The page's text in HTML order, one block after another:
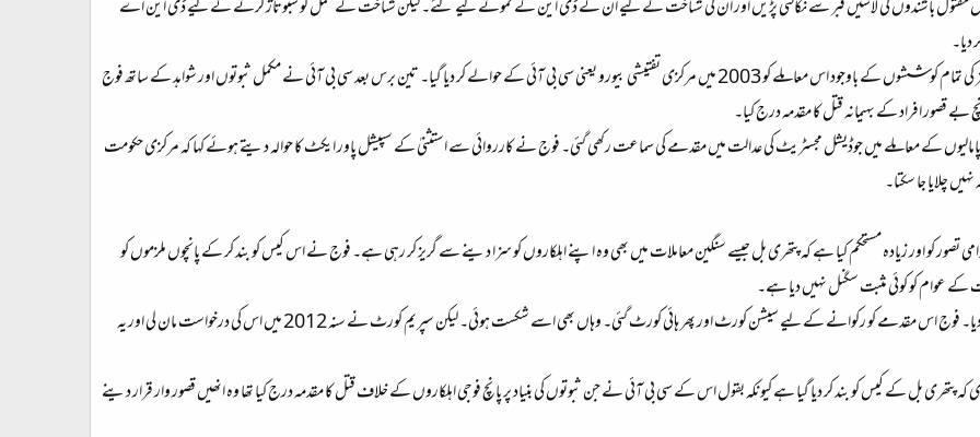
مقتول باشندوں کی لاشیں قبر سے نکالنی پڑیں اور ان کی شناخت کے لیے ان کے ڈی این کے نمونے لیے گئے۔ لیکن شناخت کے عمل کو سبوتاژ کرنے کے لیے ڈی این اے
اس کیس کو ختم کرنے کی پولیس اور سکیورٹی فورسز کی تمام کوششوں کے باوجود اس معاملے کو 2003 میں مرکزی تفتیشی بیورو یعنی سی بی آئی کے حوالے کر دیا گیا۔ تین برس بعد سی بی آئی نے مکمل ثبوتوں اور شواہد کے ساتھ فوج
قصور افراد کے بہیمانہ قتل کا مقدمہ درج کیا۔
پامالیوں کے معاملے میں جوڈیشل مجسٹریٹ کی عدالت میں مقدمے کی سماعت رکھی گئی۔ فوج نے کارروائی سے استثنیٰ کے سپیشل پاور ایکٹ کا حوالہ دیتے ہوئے کہا کہ مرکزی حکومت
چلایا جا سکتا۔
کو اور زیادہ مستحکم کیا ہے کہ پتھری بل جیسے سنگین معاملات میں بھی وہ اپنے اہلکاروں کو سزا دینے سے گریز کر رہی ہے۔ فوج نے اس کیس کو بند کر کے پانچوں ملزموں کو
کے عوام کو کوئی مثبت سگنل نہیں دیا ہے۔
لیکن مجسٹریٹ نے فوج کی درخواست کو مسترد کر دیا۔ فوج اس مقدمے کو رکوانے کے لیے سیشن کورٹ اور پھر ہائی کورٹ گئی۔ وہاں بھی اسے شکست ہوئی۔ لیکن سپریم کورٹ نے سنہ 2012 میں اس کی درخواست مان لی اور یہ
بل کے کیس کو بند کر دیا گیا ہے کیونکہ بقول اس کے سی بی آئی نے جن ثبوتوں کی بنیاد پر پانچ فوجی اہلکاروں کے خلاف قتل کا مقدمہ درج کیا تھا وہ انھیں قصور وار قرار دینے